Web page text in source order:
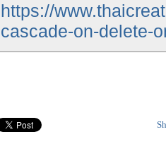
https://
cascade-on-delete-